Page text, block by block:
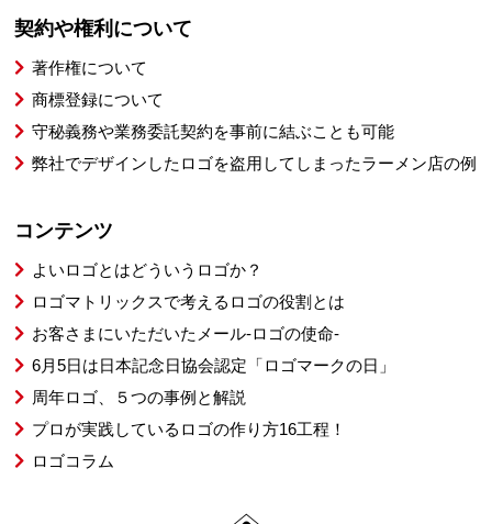
契約や権利について
著作権について
商標登録について
守秘義務や業務委託契約を事前に結ぶことも可能
弊社でデザインしたロゴを盗用してしまったラーメン店の例
コンテンツ
よいロゴとはどういうロゴか？
ロゴマトリックスで考えるロゴの役割とは
お客さまにいただいたメール-ロゴの使命-
6月5日は日本記念日協会認定「ロゴマークの日」
周年ロゴ、５つの事例と解説
プロが実践しているロゴの作り方16工程！
ロゴコラム